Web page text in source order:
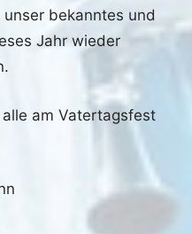
bekanntes und
Jahr wieder
am Vatertagsfest